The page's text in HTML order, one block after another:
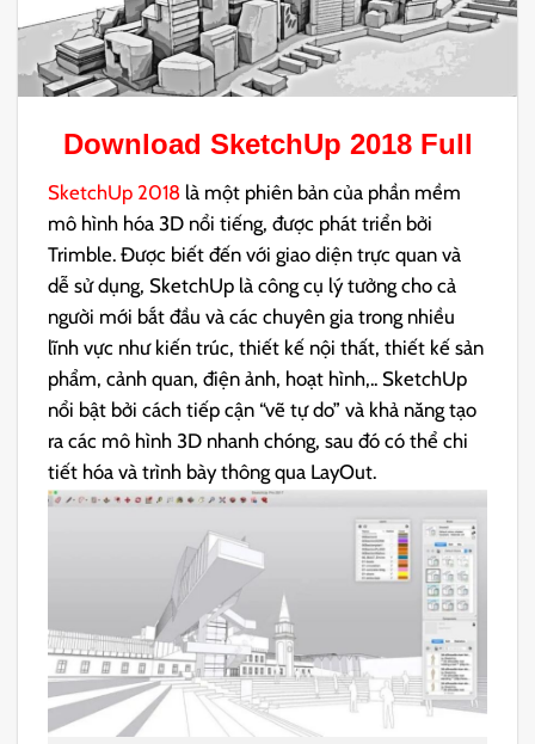
Download SketchUp 2018Full
SketchUp 2018 là một phiên bản của phần mềm
mô hình hóa 3D nổi tiếng, được phát triển bởi
Trimble. Được biết đến với giao diện trực quan và
dễ sử dụng, SketchUp là công cụ lý tưởng cho cả
người mới bắt đầu và các chuyên gia trong nhiều
lĩnh vực như kiến trúc, thiết kế nội thất, thiết kế sản
phẩm, cảnh quan, điện ảnh, hoạt hình,.. SketchUp
nổi bật bởi cách tiếp cận “vẽ tự do” và khả năng tạo
ra các mô hình 3D nhanh chóng, sau đó có thể chi
tiết hóa và trình bày thông qua LayOut.